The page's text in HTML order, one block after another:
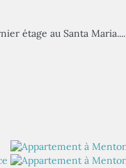
étage au Santa Maria....